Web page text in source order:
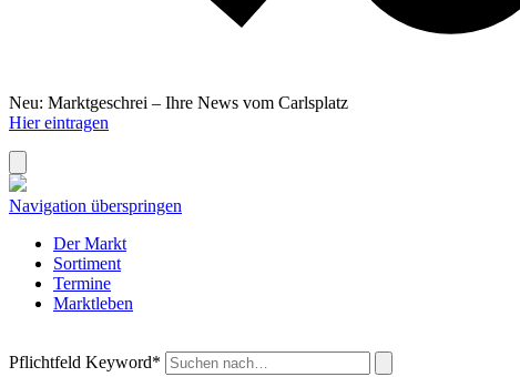
Neu: Marktgeschrei – Ihre News vom Carlsplatz
Hier eintragen
Navigation überspringen
Der Markt
Sortiment
Termine
Marktleben
Pflichtfeld Keyword*